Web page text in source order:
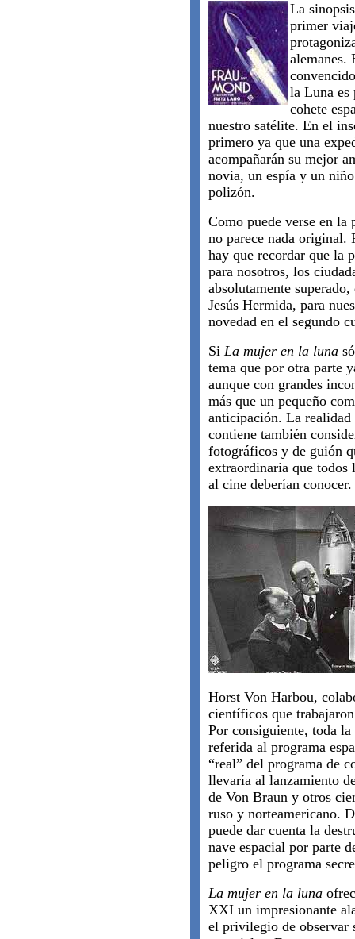
La
primer
la Luna es
cohete
nuestro satélite. En el
primero ya que una
acompañarán su mejor
novia, un espía y un
polizón.
Como puede verse en la
no parece nada original.
hay que recordar que la
para nosotros, los
absolutamente
Jesús Hermida, para
novedad en el segundo
Si La mujer en la luna
tema que por otra parte
aunque con grandes
más que un pequeño
anticipación. La
contiene también
fotográficos y de guión
extraordinaria que
al cine deberían conocer.
Horst Von Harbou,
científicos que
Por consiguiente, toda
referida al programa
“real” del programa de
llevaría al lanzamiento
de Von Braun y otros
ruso y norteamericano.
puede dar cuenta la
nave espacial por parte
peligro el programa
La mujer en la luna
XXI un impresionante
el privilegio de observar